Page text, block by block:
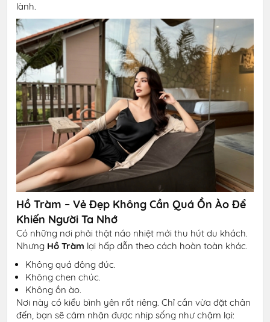
lành.
Hồ Tràm – Vẻ Đẹp Không Cần Quá Ồn Ào Để
Khiến Người Ta Nhớ
Có những nơi phải thật náo nhiệt mới thu hút du khách.
Nhưng Hồ Tràm lại hấp dẫn theo cách hoàn toàn khác.
Không quá đông đúc.
Không chen chúc.
Không ồn ào.
Nơi này có kiểu bình yên rất riêng. Chỉ cần vừa đặt chân
đến, bạn sẽ cảm nhận được nhịp sống như chậm lại: